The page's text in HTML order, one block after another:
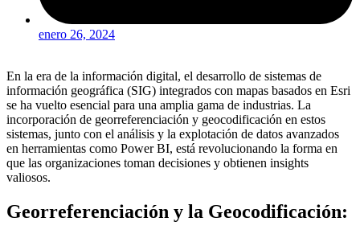
enero 26, 2024
En la era de la información digital, el desarrollo de sistemas de
información geográfica (SIG) integrados con mapas basados en Esri
se ha vuelto esencial para una amplia gama de industrias. La
incorporación de georreferenciación y geocodificación en estos
sistemas, junto con el análisis y la explotación de datos avanzados
en herramientas como Power BI, está revolucionando la forma en
que las organizaciones toman decisiones y obtienen insights
valiosos.
Georreferenciación y la Geocodificación: